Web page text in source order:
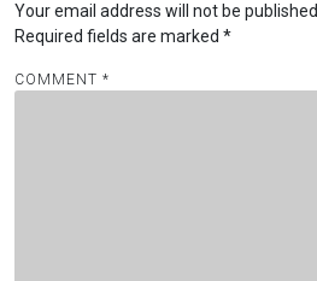
Your email address will not be published.
Required fields are marked *
COMMENT *